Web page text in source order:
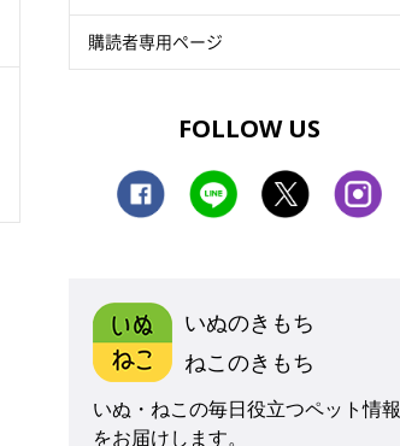
購読者専用ページ
FOLLOW US
いぬのきもち
ねこのきもち
いぬ・ねこの毎日役立つペット情報
をお届けします。